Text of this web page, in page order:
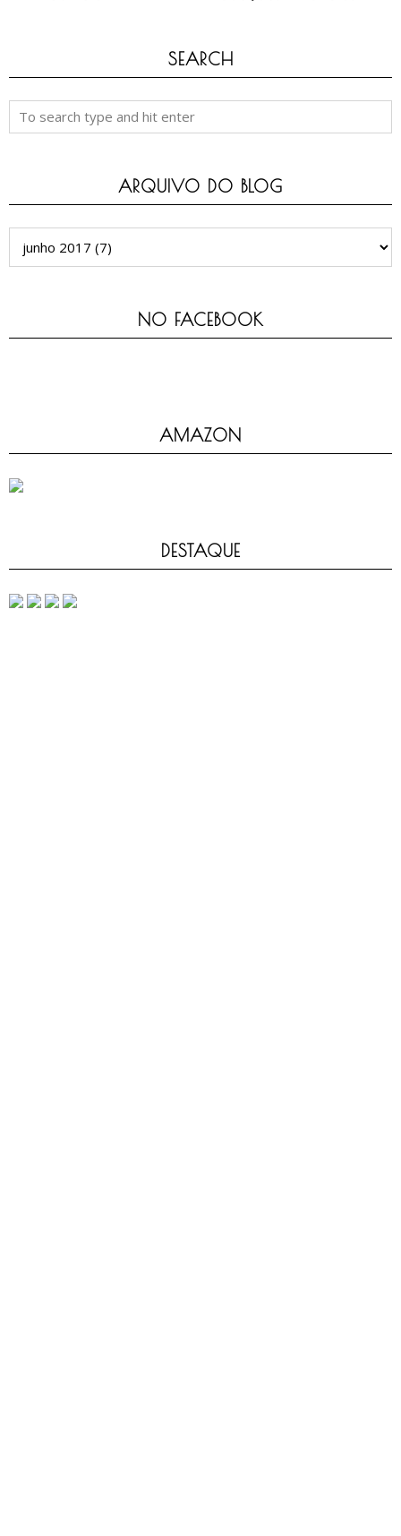
SEARCH
ARQUIVO DO BLOG
NO FACEBOOK
AMAZON
DESTAQUE